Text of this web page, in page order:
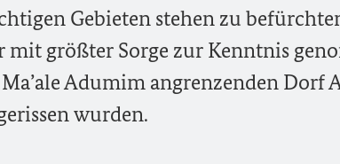
Gebieten stehen zu
mit größter Sorge zur Kenntnis
Adumim angrenzenden Dorf
wurden.